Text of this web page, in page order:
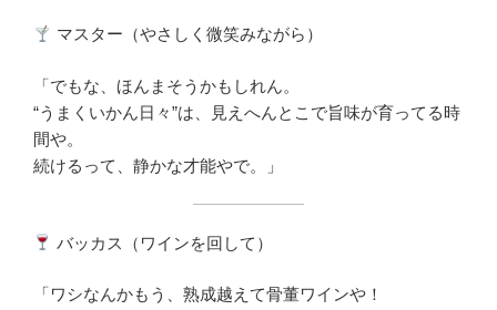
マスター（やさしく微笑みながら）
「でもな、ほんまそうかもしれん。
“うまくいかん日々”は、見えへんとこで旨味が育ってる時
間や。
続けるって、静かな才能やで。」
バッカス（ワインを回して）
「ワシなんかもう、熟成越えて骨董ワインや！